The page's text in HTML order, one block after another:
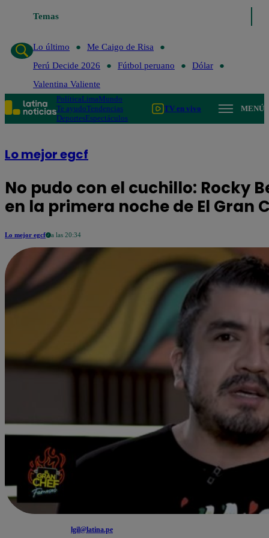
Temas
Lo último
Me Caigo de Risa
Perú Decide 2026
Fútbol peruano
Dólar
Valentina Valiente
PolíticaLimaMundo
Te ayudoTendencias
DeportesEspectáculos
TV en vivo MENÚ
Lo mejor egcf
No pudo con el cuchillo: Rocky
en la primera noche de El Gran
Lo mejor egcf a las 20:34
lgil@latina.pe